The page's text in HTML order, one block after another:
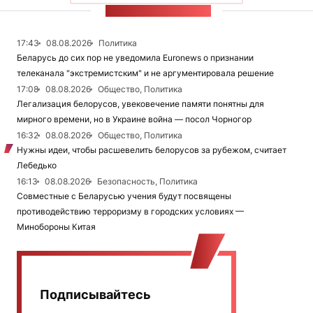
17:43 08.08.2026
Политика
Беларусь до сих пор не уведомила Euronews о признании
телеканала "экстремистским" и не аргументировала решение
17:08
08.08.2026
Общество, Политика
Легализация белорусов, увековечение памяти понятны для
мирного времени, но в Украине война — посол Чорногор
16:32
08.08.2026
Общество, Политика
Нужны идеи, чтобы расшевелить белорусов за рубежом, считает
Лебедько
16:13
08.08.2026
Безопасность, Политика
Совместные с Беларусью учения будут посвящены
противодействию терроризму в городских условиях —
Минобороны Китая
Подписывайтесь